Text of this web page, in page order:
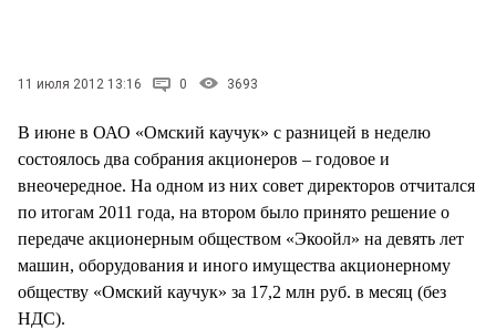
11 июля 2012 13:16 0 3693
В июне в ОАО «Омский каучук» с разницей в неделю
состоялось два собрания акционеров – годовое и
внеочередное. На одном из них совет директоров отчитался
по итогам 2011 года, на втором было принято решение о
передаче акционерным обществом «Экоойл» на девять лет
машин, оборудования и иного имущества акционерному
обществу «Омский каучук» за 17,2 млн руб. в месяц (без
НДС).